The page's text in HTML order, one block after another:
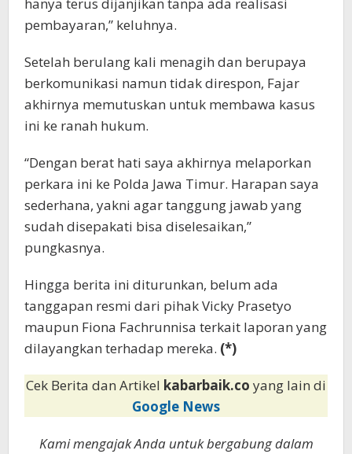
pembayaran,” keluhnya.
Setelah berulang kali menagih dan berupaya
berkomunikasi namun tidak direspon, Fajar
akhirnya memutuskan untuk membawa kasus
ini ke ranah hukum.
“Dengan berat hati saya akhirnya melaporkan
perkara ini ke Polda Jawa Timur. Harapan saya
sederhana, yakni agar tanggung jawab yang
sudah disepakati bisa diselesaikan,”
pungkasnya.
Hingga berita ini diturunkan, belum ada
tanggapan resmi dari pihak Vicky Prasetyo
maupun Fiona Fachrunnisa terkait laporan yang
dilayangkan terhadap mereka. (*)
Cek Berita dan Artikel kabarbaik.co yang lain di
Google News
Kami mengajak Anda untuk bergabung dalam